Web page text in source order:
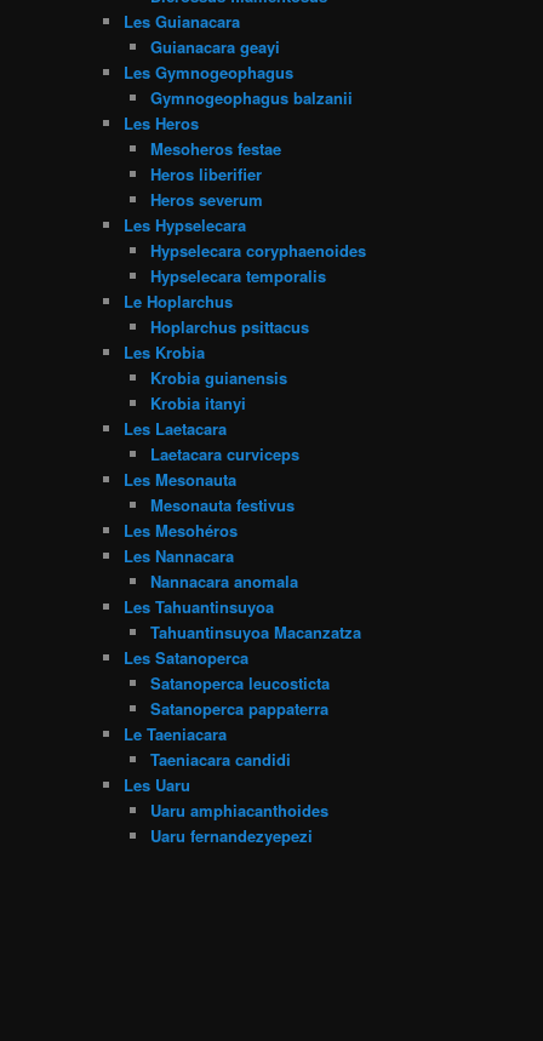
Les Guianacara
Guianacara geayi
Les Gymnogeophagus
Gymnogeophagus balzanii
Les Heros
Mesoheros festae
Heros liberifier
Heros severum
Les Hypselecara
Hypselecara coryphaenoides
Hypselecara temporalis
Le Hoplarchus
Hoplarchus psittacus
Les Krobia
Krobia guianensis
Krobia itanyi
Les Laetacara
Laetacara curviceps
Les Mesonauta
Mesonauta festivus
Les Mesohéros
Les Nannacara
Nannacara anomala
Les Tahuantinsuyoa
Tahuantinsuyoa Macanzatza
Les Satanoperca
Satanoperca leucosticta
Satanoperca pappaterra
Le Taeniacara
Taeniacara candidi
Les Uaru
Uaru amphiacanthoides
Uaru fernandezyepezi